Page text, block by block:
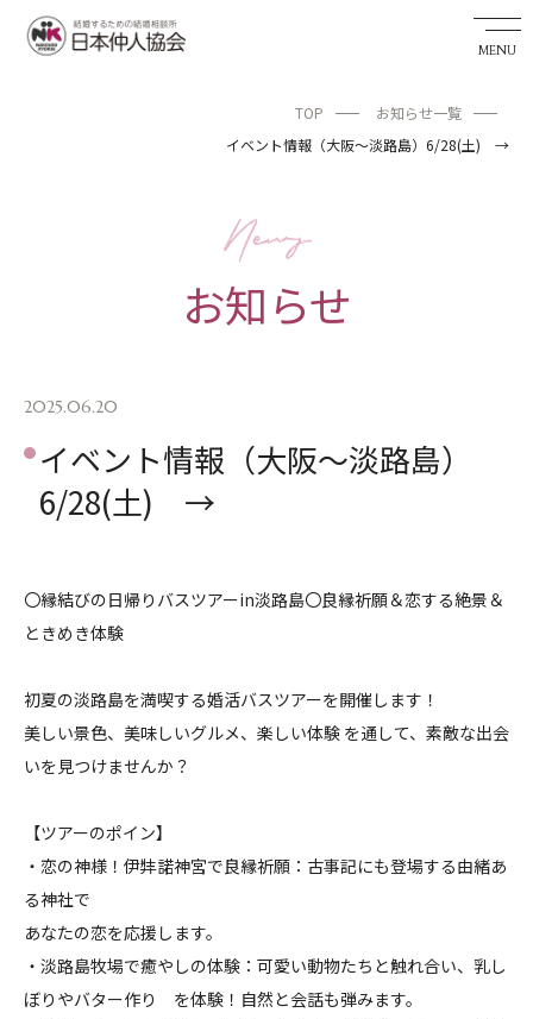
婚活希望者サイト TOP
私たちの実績
日本仲人協会が選ばれる理由
よくあるご質問
TOP
お知らせ一覧
イベント情報（大阪～淡路島）6/28(土) →
お知らせ
2025.06.20
イベント情報（大阪～淡路島）
6/28(土) →
〇縁結びの日帰りバスツアーin淡路島〇良縁祈願＆恋する絶景＆
ときめき体験
初夏の淡路島を満喫する婚活バスツアーを開催します！
美しい景色、美味しいグルメ、楽しい体験 を通して、素敵な出会
いを見つけませんか？
【ツアーのポイン】
・恋の神様！伊弉諾神宮で良縁祈願：古事記にも登場する由緒あ
る神社で
あなたの恋を応援します。
・淡路島牧場で癒やしの体験：可愛い動物たちと触れ合い、乳し
ぼりやバター作り を体験！自然と会話も弾みます。